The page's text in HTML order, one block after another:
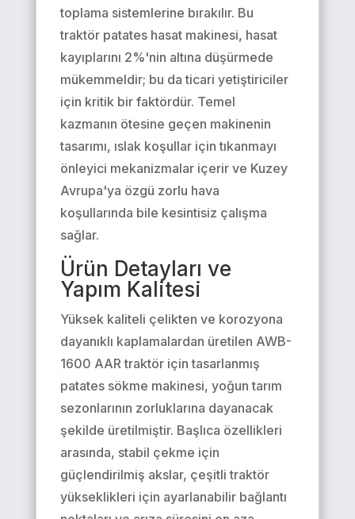
toplama sistemlerine bırakılır. Bu
traktör patates hasat makinesi, hasat
kayıplarını 2%'nin altına düşürmede
mükemmeldir; bu da ticari yetiştiriciler
için kritik bir faktördür. Temel
kazmanın ötesine geçen makinenin
tasarımı, ıslak koşullar için tıkanmayı
önleyici mekanizmalar içerir ve Kuzey
Avrupa'ya özgü zorlu hava
koşullarında bile kesintisiz çalışma
sağlar.
Ürün Detayları ve
Yapım Kalitesi
Yüksek kaliteli çelikten ve korozyona
dayanıklı kaplamalardan üretilen AWB-
1600 AAR traktör için tasarlanmış
patates sökme makinesi, yoğun tarım
sezonlarının zorluklarına dayanacak
şekilde üretilmiştir. Başlıca özellikleri
arasında, stabil çekme için
güçlendirilmiş akslar, çeşitli traktör
yükseklikleri için ayarlanabilir bağlantı